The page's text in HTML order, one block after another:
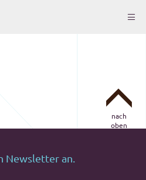
nach
oben
Newsletter an.